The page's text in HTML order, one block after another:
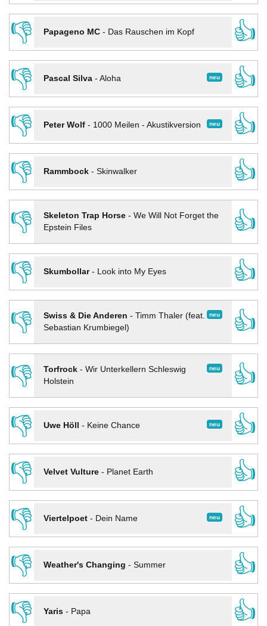
👎
Papageno MC- Das Rauschen im Kopf
👍
👎
neu
Pascal Silva- Aloha
👍
👎
neu
Peter Wolf- 1000 Meilen - Akustikversion
👍
👎
Rammbock- Skinwalker
👍
👎
Skeleton Trap Horse- We Will Not Forget the
Epstein Files
👍
👎
Skumbollar- Look into My Eyes
👍
👎
neu
Swiss & Die Anderen - Timm Thaler (feat.
Sebastian Krumbiegel)
👍
👎 neu
Torfrock- Wir Unterkellern Schleswig
Holstein
👍
👎
neu
Uwe Höll - Keine Chance
👍
👎
Velvet Vulture- Planet Earth
👍
👎
neu
Viertelpoet- Dein Name
👍
👎
Weather's Changing - Summer
👍
👎
Yaris- Papa 👍